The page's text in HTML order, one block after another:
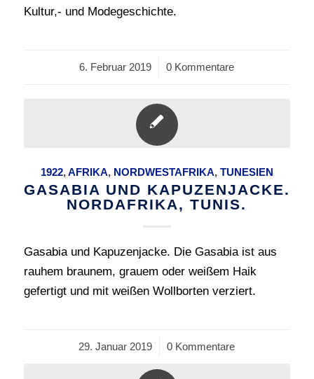
Kultur,- und Modegeschichte.
6. Februar 2019
/ 0 Kommentare
1922,AFRIKA, NORDWESTAFRIKA, TUNESIEN
GASABIA UND KAPUZENJACKE.
NORDAFRIKA, TUNIS.
Gasabia und Kapuzenjacke. Die Gasabia ist aus
rauhem braunem, grauem oder weißem Haik
gefertigt und mit weißen Wollborten verziert.
29. Januar 2019
/ 0 Kommentare